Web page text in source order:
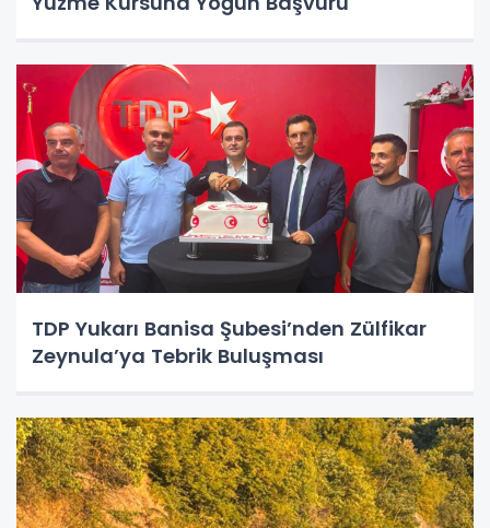
TDP Yukarı Banisa Şubesi’nden Zülfikar
Zeynula’ya Tebrik Buluşması